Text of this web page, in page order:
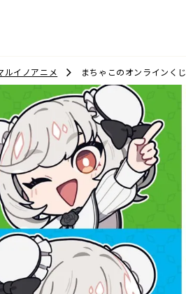
ルイノアニメ まちゃこのオンラインくじ